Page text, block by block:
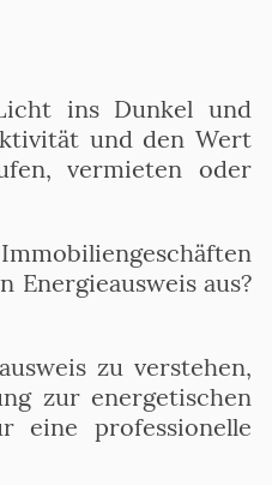
ins Dunkel und
und den Wert
vermieten oder
Energieausweis aus?
zu verstehen,
zur energetischen
eine professionelle